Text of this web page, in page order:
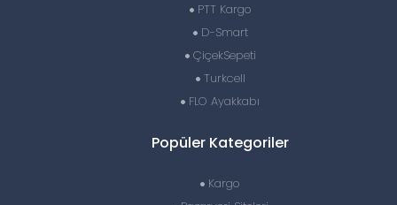
PTT Kargo
D-Smart
ÇiçekSepeti
Turkcell
FLO Ayakkabı
Popüler Kategoriler
Kargo